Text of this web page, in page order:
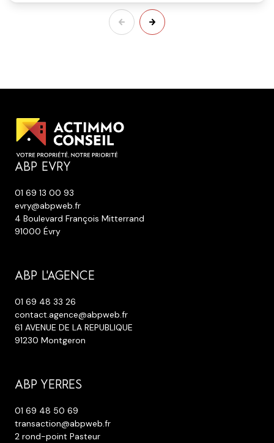
ABP EVRY
01 69 13 00 93
evry@abpweb.fr
4 Boulevard François Mitterrand
91000 Évry
ABP L'AGENCE
01 69 48 33 26
contact.agence@abpweb.fr
61 AVENUE DE LA REPUBLIQUE
91230 Montgeron
ABP YERRES
01 69 48 50 69
transaction@abpweb.fr
2 rond-point Pasteur